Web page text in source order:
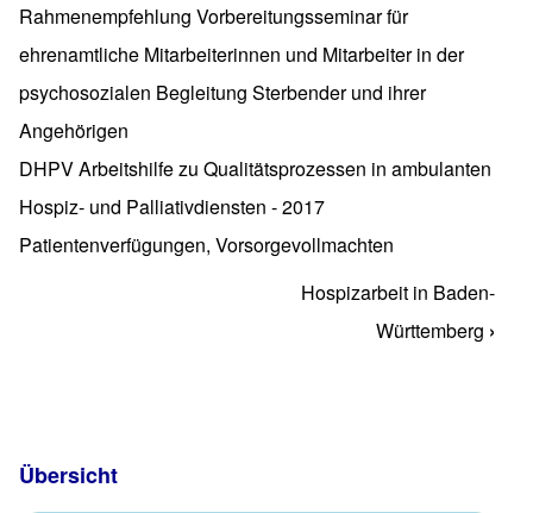
Rahmenempfehlung Vorbereitungsseminar für
ehrenamtliche Mitarbeiterinnen und Mitarbeiter in der
psychosozialen Begleitung Sterbender und ihrer
Angehörigen
DHPV Arbeitshilfe zu Qualitätsprozessen in ambulanten
Hospiz- und Palliativdiensten - 2017
Patientenverfügungen, Vorsorgevollmachten
Links für das Blättern im Buch TexteHospizarbeit in Baden-
Württemberg ›
Übersicht